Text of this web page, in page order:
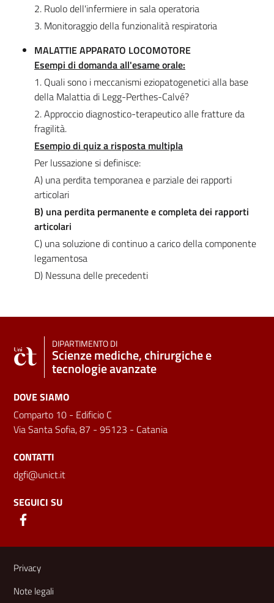
2. Ruolo dell'infermiere in sala operatoria
3. Monitoraggio della funzionalità respiratoria
MALATTIE APPARATO LOCOMOTORE
Esempi di domanda all'esame orale:
1. Quali sono i meccanismi eziopatogenetici alla base
della Malattia di Legg-Perthes-Calvé?
2. Approccio diagnostico-terapeutico alle fratture da
fragilità.
Esempio di quiz a risposta multipla
Per lussazione si definisce:
A) una perdita temporanea e parziale dei rapporti
articolari
B) una perdita permanente e completa dei rapporti
articolari
C) una soluzione di continuo a carico della componente
legamentosa
D) Nessuna delle precedenti
DIPARTIMENTO DI
Scienze mediche, chirurgiche e
tecnologie avanzate
DOVE SIAMO
Comparto 10 - Edificio C
Via Santa Sofia, 87 - 95123 - Catania
CONTATTI
dgfi@unict.it
SEGUICI SU
Link e informazioni utili
Privacy
Note legali